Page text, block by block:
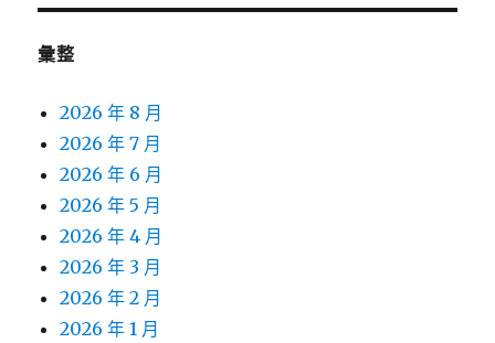
彙整
2026 年 8 月
2026 年 7 月
2026 年 6 月
2026 年 5 月
2026 年 4 月
2026 年 3 月
2026 年 2 月
2026 年 1 月